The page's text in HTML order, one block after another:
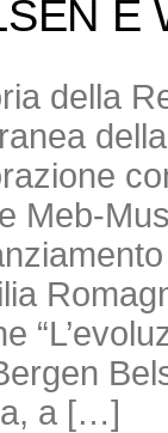
E
della
Meb-
a […]